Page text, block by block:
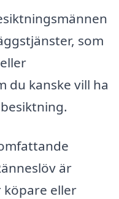
som
du kanske vill ha
är
eller